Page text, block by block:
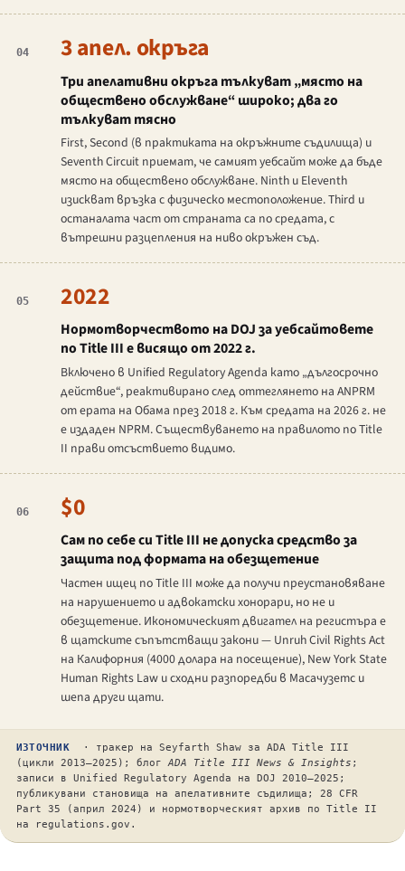
04 3 апел. окръга
Три апелативни окръга тълкуват „място на
обществено обслужване“ широко; два го
тълкуват тясно
First, Second (в практиката на окръжните съдилища) и
Seventh Circuit приемат, че самият уебсайт може да бъде
място на обществено обслужване. Ninth и Eleventh
изискват връзка с физическо местоположение. Third и
останалата част от страната са по средата, с
вътрешни разцепления на ниво окръжен съд.
05 2022
Нормотворчеството на DOJ за уебсайтовете
по Title III е висящо от 2022 г.
Включено в Unified Regulatory Agenda като „дългосрочно
действие“, реактивирано след оттеглянето на ANPRM
от ерата на Обама през 2018 г. Към средата на 2026 г. не
е издаден NPRM. Съществуването на правилото по Title
II прави отсъствието видимо.
06 $0
Сам по себе си Title III не допуска средство за
защита под формата на обезщетение
Частен ищец по Title III може да получи преустановяване
на нарушението и адвокатски хонорари, но не и
обезщетение. Икономическият двигател на регистъра е
в щатските съпътстващи закони — Unruh Civil Rights Act
на Калифорния (4000 долара на посещение), New York State
Human Rights Law и сходни разпоредби в Масачузетс и
шепа други щати.
ИЗТОЧНИК
· тракер на Seyfarth Shaw за ADA Title III
(цикли 2013–2025); блогADA Title III News & Insights ;
записи в Unified Regulatory Agenda на DOJ 2010–2025;
публикувани становища на апелативните съдилища; 28 CFR
Part 35 (април 2024) и нормотворческият архив по Title II
на regulations.gov.